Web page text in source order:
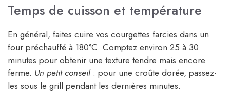
Temps de cuisson et température
En général, faites cuire vos courgettes farcies dans un
four préchauffé à 180°C. Comptez environ 25 à 30
minutes pour obtenir une texture tendre mais encore
ferme. Un petit conseil: pour une croûte dorée, passez-
les sous le grill pendant les dernières minutes.